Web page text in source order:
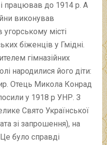
і працював до 1914 р. А
виконував
місті
біженців у Гмідні.
гімназійних
народилися його діти:
Отець Микола Конрад
у 1918 р УНР. З
Свято Української
зі запрошення), на
було справді